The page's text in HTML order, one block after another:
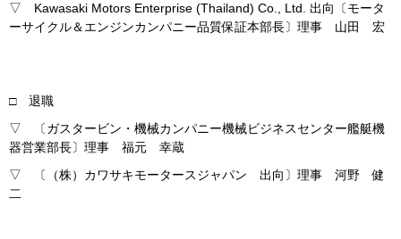
▽ Kawasaki Motors Enterprise (Thailand) Co., Ltd. 出向〔モータ
ーサイクル＆エンジンカンパニー品質保証本部長〕理事 山田 宏
□ 退職
▽ 〔ガスタービン・機械カンパニー機械ビジネスセンター艦艇機
器営業部長〕理事 福元 幸蔵
▽ 〔（株）カワサキモータースジャパン 出向〕理事 河野 健
二